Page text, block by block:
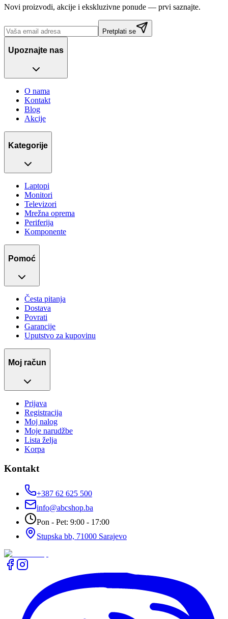
Novi proizvodi, akcije i ekskluzivne ponude — prvi saznajte.
Pretplati se
Upoznajte nas
O nama
Kontakt
Blog
Akcije
Kategorije
Laptopi
Monitori
Televizori
Mrežna oprema
Periferija
Komponente
Pomoć
Česta pitanja
Dostava
Povrati
Garancije
Uputstvo za kupovinu
Moj račun
Prijava
Registracija
Moj nalog
Moje narudžbe
Lista želja
Korpa
Kontakt
+387 62 625 500
info@abcshop.ba
Pon - Pet: 9:00 - 17:00
Stupska bb, 71000 Sarajevo